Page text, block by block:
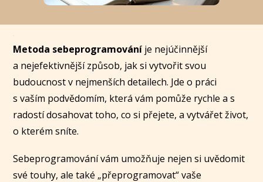
Metoda sebeprogramování je nejúčinnější
a nejefektivnější způsob, jak si vytvořit svou
budoucnost v nejmenších detailech. Jde o práci
s vaším podvědomím, která vám pomůže rychle a s
radostí dosahovat toho, co si přejete, a vytvářet život,
o kterém sníte.
Sebeprogramování vám umožňuje nejen si uvědomit
své touhy, ale také „přeprogramovat“ vaše